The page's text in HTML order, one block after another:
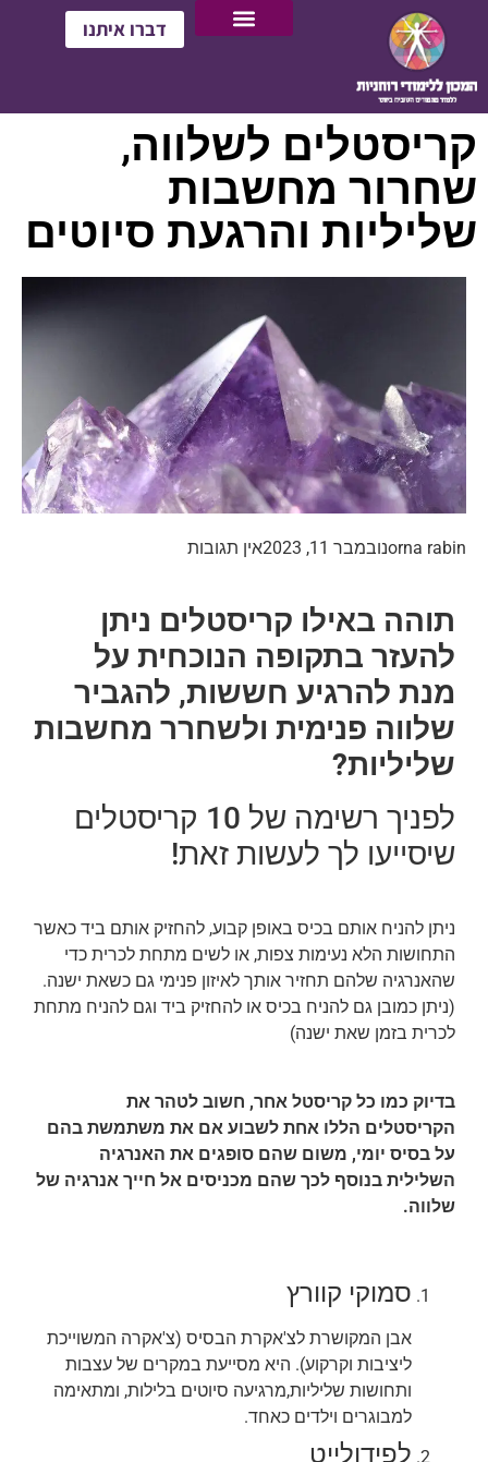
דברו איתנו
קריסטלים לשלווה,
שחרור מחשבות
שליליות והרגעת סיוטים
orna rabinנובמבר 11, 2023 אין תגובות
תוהה באילו קריסטלים ניתן
להעזר בתקופה הנוכחית על
מנת להרגיע חששות, להגביר
שלווה פנימית ולשחרר מחשבות
שליליות?
לפניך רשימה של 10 קריסטלים
שיסייעו לך לעשות זאת!
ניתן להניח אותם בכיס באופן קבוע, להחזיק אותם ביד כאשר
התחושות הלא נעימות צפות, או לשים מתחת לכרית כדי
שהאנרגיה שלהם תחזיר אותך לאיזון פנימי גם כשאת ישנה.
(ניתן כמובן גם להניח בכיס או להחזיק ביד וגם להניח מתחת
לכרית בזמן שאת ישנה)
בדיוק כמו כל קריסטל אחר, חשוב לטהר את
הקריסטלים הללו אחת לשבוע אם את משתמשת בהם
על בסיס יומי, משום שהם סופגים את האנרגיה
השלילית בנוסף לכך שהם מכניסים אל חייך אנרגיה של
שלווה.
סמוקי קוורץ
אבן המקושרת לצ'אקרת הבסיס (צ'אקרה המשוייכת
ליציבות וקרקוע). היא מסייעת במקרים של עצבות
ותחושות שליליות,מרגיעה סיוטים בלילות, ומתאימה
למבוגרים וילדים כאחד.
לפידולייט